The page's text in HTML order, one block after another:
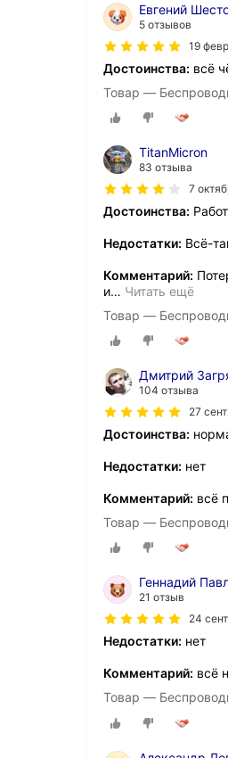
Евгений
5 отзывов
19
Достоинства: всё
Товар —
TitanMicron
83 отзыва
7
Достоинства:
Недостатки: Всё-
Комментарий:
и… Читать ещё
Товар —
Дмитрий
104 отзыва
27
Достоинства:
Недостатки: нет
Комментарий: всё
Товар —
Геннадий
21 отзыв
24
Недостатки: нет
Комментарий: всё
Товар —